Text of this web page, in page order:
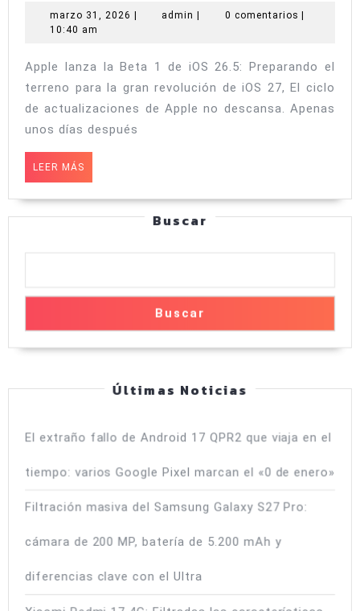
la
Beta
1
de
iOS
26.5:
Preparando
el
terreno
revolución
de
iOS
marzo 31, 2026 marzoadmin admin0 comentarios
10:40 am
Apple lanza la Beta 1 de iOS 26.5: Preparando el
terreno para la gran revolución de iOS 27, El ciclo
de actualizaciones de Apple no descansa. Apenas
unos días después
LEER MÁS
MÁS
Buscar
Buscar
Últimas Noticias
El extraño fallo de Android 17 QPR2 que viaja en el
tiempo: varios Google Pixel marcan el «0 de enero»
Filtración masiva del Samsung Galaxy S27 Pro:
cámara de 200 MP, batería de 5.200 mAh y
diferencias clave con el Ultra